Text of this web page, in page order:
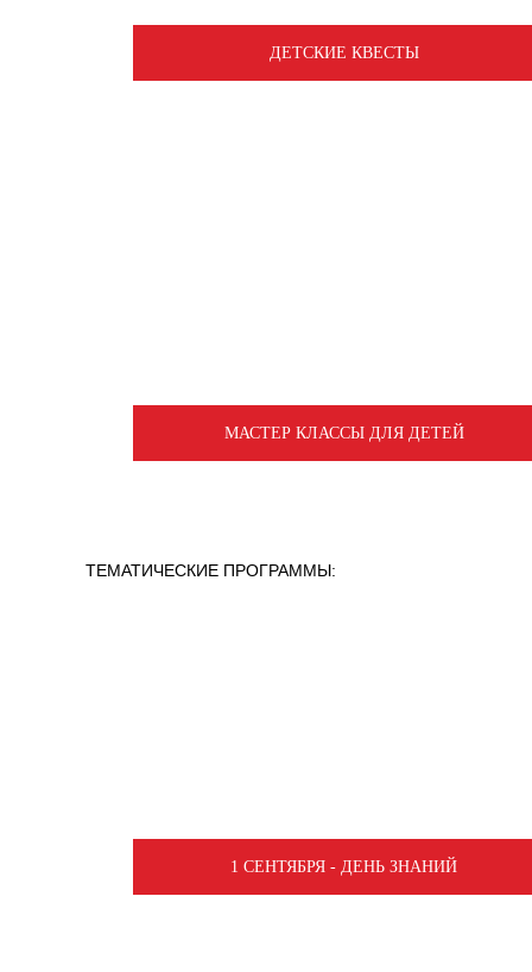
ДЕТСКИЕ КВЕСТЫ
МАСТЕР КЛАССЫ ДЛЯ ДЕТЕЙ
ТЕМАТИЧЕСКИЕ ПРОГРАММЫ:
1 СЕНТЯБРЯ - ДЕНЬ ЗНАНИЙ